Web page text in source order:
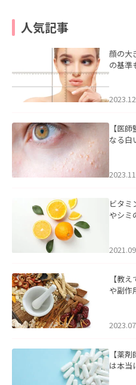
人気記事
顔の大
の基準
【医
なる白
ビタミ
やシミ
【教
や副作
【薬
は本当